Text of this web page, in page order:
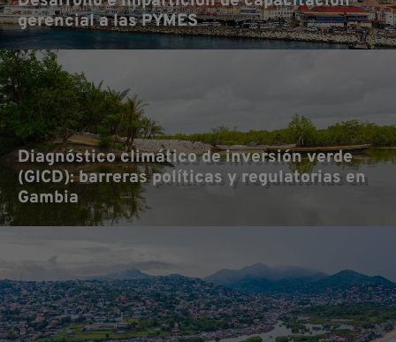
gerencial a las PYMES
Diagnóstico climático de inversión verde
(GICD): barreras políticas y regulatorias en
Gambia